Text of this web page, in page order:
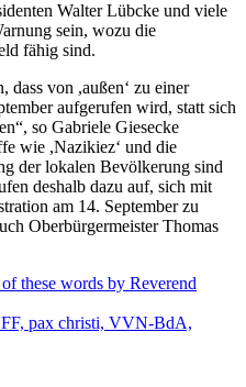
Walter Lübcke und viele
sein, wozu die
fähig sind.
dass von ,außen‘ zu einer
aufgerufen wird, statt sich
so Gabriele Giesecke
wie ,Nazikiez‘ und die
der lokalen Bevölkerung sind
deshalb dazu auf, sich mit
am 14. September zu
Oberbürgermeister Thomas
these words by Reverend
pax christi, VVN-BdA,